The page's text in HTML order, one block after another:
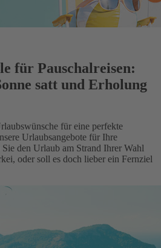
für Pauschalreisen:
satt und Erholung
für eine perfekte
Urlaubsangebote für Ihre
Sie den Urlaub am Strand Ihrer Wahl
oder soll es doch lieber ein Fernziel